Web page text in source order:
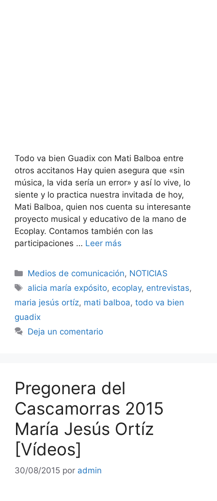
Todo va bien Guadix con Mati Balboa entre
otros accitanos Hay quien asegura que «sin
música, la vida sería un error» y así lo vive, lo
siente y lo practica nuestra invitada de hoy,
Mati Balboa, quien nos cuenta su interesante
proyecto musical y educativo de la mano de
Ecoplay. Contamos también con las
participaciones … Leer más
Categorías
Medios de comunicación, NOTICIAS
Etiquetas
alicia maría expósito, ecoplay, entrevistas,
maria jesús ortíz, mati balboa, todo va bien
guadix
Deja un comentario
Pregonera del
Cascamorras 2015
María Jesús Ortíz
[Vídeos]
30/08/2015 por admin